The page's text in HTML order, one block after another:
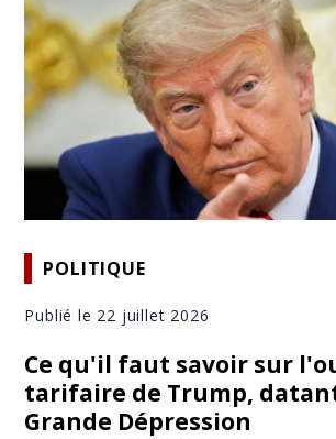
POLITIQUE
Publié le 22 juillet 2026
Ce qu'il faut savoir sur
tarifaire de Trump,
Grande Dépression